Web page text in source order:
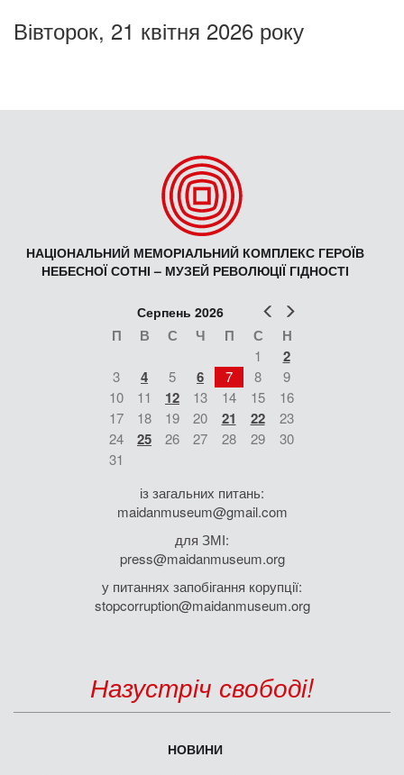
Вівторок, 21 квітня 2026 року
НАЦІОНАЛЬНИЙ МЕМОРІАЛЬНИЙ КОМПЛЕКС ГЕРОЇВ
НЕБЕСНОЇ СОТНІ – МУЗЕЙ РЕВОЛЮЦІЇ ГІДНОСТІ
Попер
Серпень 2026
П В С Ч П С Н
1 2
3 4 5 6 7 8
9
10
11 12 13 14 15
16
17
18 19 20 21 22
23
24
25 26 27 28 29
30
31
із загальних питань:
maidanmuseum@gmail.com
для ЗМІ:
press@maidanmuseum.org
у питаннях запобігання корупції:
stopcorruption@maidanmuseum.org
Назустріч свободі!
НОВИНИ